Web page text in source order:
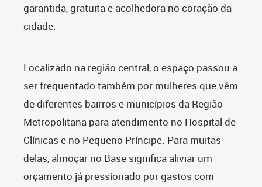
garantida, gratuita e acolhedora no coração da
cidade.
Localizado na região central, o espaço passou a
ser frequentado também por mulheres que vêm
de diferentes bairros e municípios da Região
Metropolitana para atendimento no Hospital de
Clínicas e no Pequeno Príncipe. Para muitas
delas, almoçar no Base significa aliviar um
orçamento já pressionado por gastos com